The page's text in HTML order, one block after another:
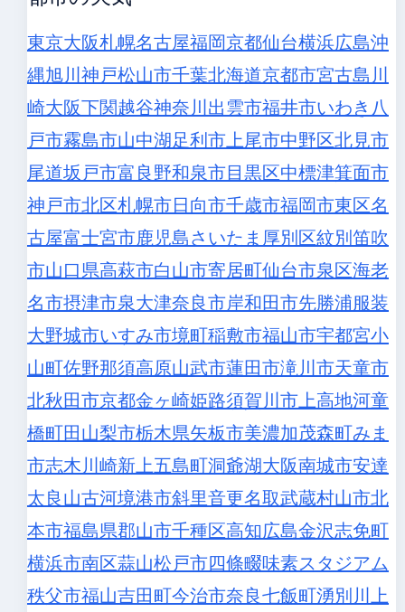
東京大阪札幌名古屋福岡京都仙台横浜広島沖
縄旭川神戸松山市千葉北海道京都市宮古島川
崎大阪下関越谷神奈川出雲市福井市いわき 八
戸市霧島市山中湖足利市上尾市中野区北見市
尾道坂戸市富良野和泉市目黒区中標津箕面市
神戸市北区札幌市日向市千歳市福岡市東区名
古屋富士宮市鹿児島さいたま 厚別区紋別笛吹
市山口県高萩市白山市寄居町仙台市泉区海老
名市摂津市泉大津奈良市岸和田市先勝浦服装
大野城市いすみ市境町稲敷市福山市宇都宮小
山町佐野那須高原山武市蓮田市滝川市天童市
北秋田市京都金ヶ崎姫路須賀川市上高地河童
橋町田山梨市栃木県矢板市美濃加茂森町みま
市志木川崎新上五島町洞爺湖大阪南城市安達
太良山古河境港市斜里音更名取武蔵村山市北
本市福島県郡山市千種区高知広島金沢志免町
横浜市南区蒜山松戸市四條畷味素スタジアム
秩父市福山吉田町今治市奈良七飯町湧別川上